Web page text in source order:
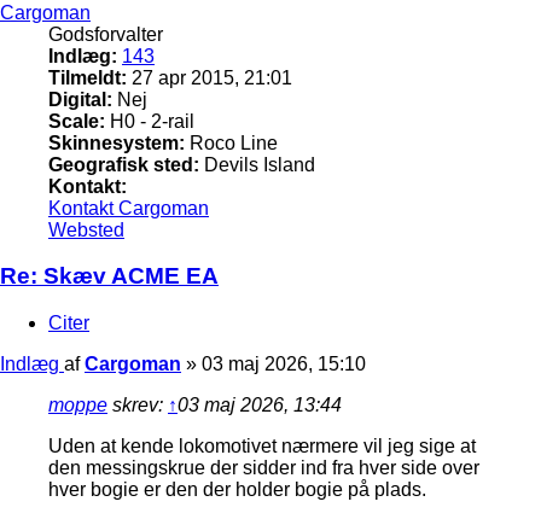
Cargoman
Godsforvalter
Indlæg: 143
Tilmeldt: 27 apr 2015, 21:01
Digital: Nej
Scale: H0 - 2-rail
Skinnesystem: Roco Line
Geografisk sted: Devils Island
Kontakt:
Kontakt Cargoman
Websted
Re: Skæv ACME EA
Citer
Indlæg afCargoman » 03 maj 2026, 15:10
moppe skrev: ↑03 maj 2026, 13:44
Uden at kende lokomotivet nærmere vil jeg sige at
den messingskrue der sidder ind fra hver side over
hver bogie er den der holder bogie på plads.